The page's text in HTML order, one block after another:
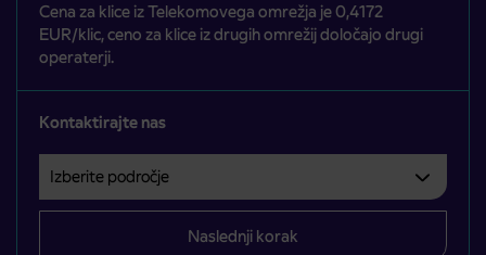
Cena za klice iz Telekomovega omrežja je 0,4172
EUR/klic, ceno za klice iz drugih omrežij določajo drugi
operaterji.
Kontaktirajte nas
Izberite področje
Področje je obvezno izbrati.
Naslednji korak